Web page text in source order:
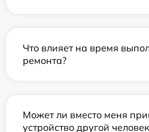
Что влияет на время
ремонта?
Может ли вместо меня
устройство другой